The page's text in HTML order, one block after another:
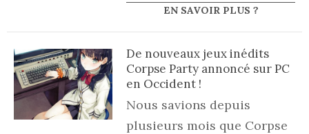
EN SAVOIR PLUS ?
De nouveaux jeux inédits
Corpse Party annoncé sur PC
en Occident !
Nous savions depuis
plusieurs mois que Corpse